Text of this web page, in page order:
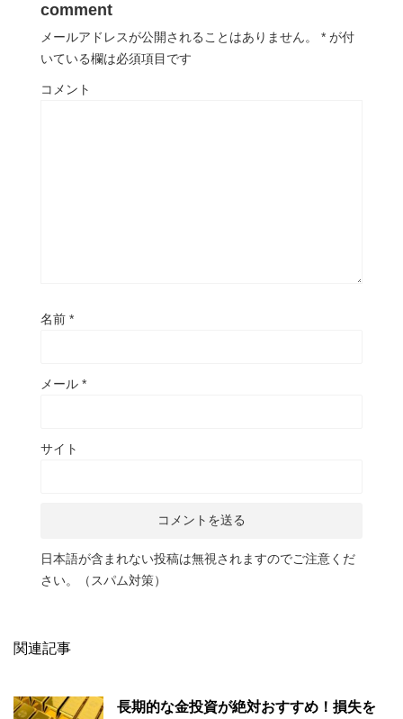
comment
メールアドレスが公開されることはありません。 * が付
いている欄は必須項目です
コメント
名前 *
メール *
サイト
日本語が含まれない投稿は無視されますのでご注意くだ
さい。（スパム対策）
関連記事
長期的な金投資が絶対おすすめ！損失を